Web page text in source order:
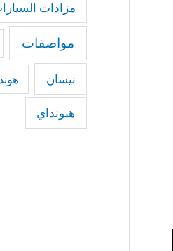
مزادات
مواصفات
نيسان
هيونداي